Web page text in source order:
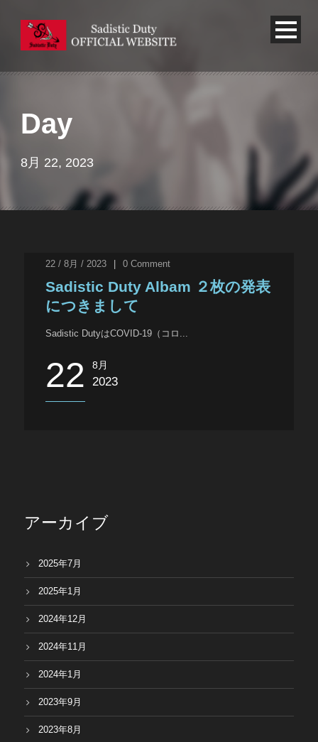
Japanese
Day
8月 22, 2023
22 / 8月 / 2023 0 Comment
Sadistic Duty Albam ２枚の発表
につきまして
Sadistic DutyはCOVID-19（コロ...
22 8月
2023
アーカイブ
2025年7月
2025年1月
2024年12月
2024年11月
2024年1月
2023年9月
2023年8月